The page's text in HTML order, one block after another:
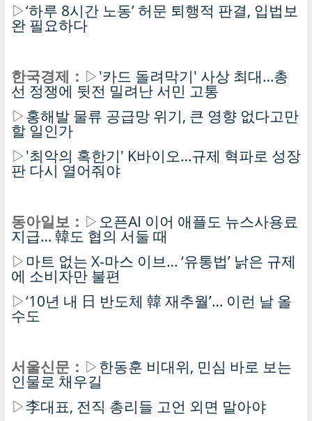
▷‘하루 8시간 노동’ 허문 퇴행적 판결, 입법보
완 필요하다
한국경제： ▷'카드 돌려막기' 사상 최대…총
선 정쟁에 뒷전 밀려난 서민 고통
▷홍해발 물류 공급망 위기, 큰 영향 없다고만
할 일인가
▷'최악의 혹한기' K바이오…규제 혁파로 성장
판 다시 열어줘야
동아일보： ▷오픈AI 이어 애플도 뉴스사용료
지급… 韓도 협의 서둘 때
▷마트 없는 X-마스 이브… ‘유통법’ 낡은 규제
에 소비자만 불편
▷‘10년 내 日 반도체 韓 재추월’… 이런 날 올
수도
서울신문： ▷한동훈 비대위, 민심 바로 보는
인물로 채우길
▷李대표, 전직 총리들 고언 외면 말아야